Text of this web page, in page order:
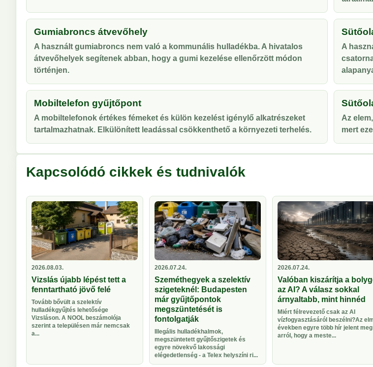
Gumiabroncs átvevőhely
A használt gumiabroncs nem való a kommunális hulladékba. A hivatalos
átvevőhelyek segítenek abban, hogy a gumi kezelése ellenőrzött módon
történjen.
A
Mobiltelefon gyűjtőpont
A mobiltelefonok értékes fémeket és külön kezelést igénylő alkatrészeket
tartalmazhatnak. Elkülönített leadással csökkenthető a környezeti terhelés.
Az
mert
Kapcsolódó cikkek és tudnivalók
2026.08.03.
Vizslás újabb lépést tett a
fenntartható jövő felé
Tovább bővült a szelektív
hulladékgyűjtés lehetősége
Vizsláson. A NOOL beszámolója
szerint a településen már nemcsak
a...
2026.07.24.
Szeméthegyek a szelektív
szigeteknél: Budapesten
már gyűjtőpontok
megszüntetését is
fontolgatják
Illegális hulladékhalmok,
megszüntetett gyűjtőszigetek és
egyre növekvő lakossági
elégedetlenség - a Telex helyszíni ri...
2026.07.24.
Valóban kiszárítja a
az AI? A válasz sokkal
árnyaltabb, mint hinnéd
Miért félrevezető csak az AI
vízfogyasztásáról beszélni?Az
években egyre több hír jelent meg
arról, hogy a meste...